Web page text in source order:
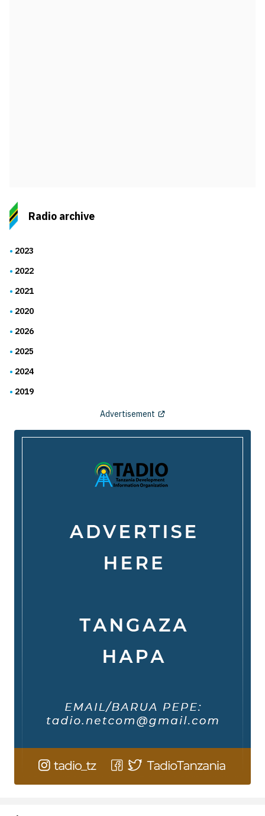
Radio archive
2023
2022
2021
2020
2026
2025
2024
2019
Advertisement